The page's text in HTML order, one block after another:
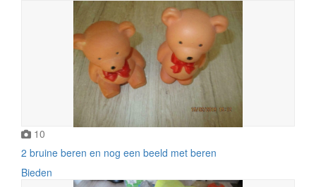
10
2 bruine beren en nog een beeld met beren
Bieden